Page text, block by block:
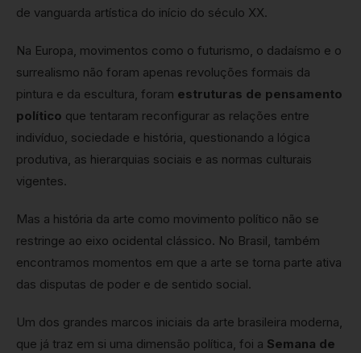
de vanguarda artística do início do século XX.
Na Europa, movimentos como o futurismo, o dadaísmo e o
surrealismo não foram apenas revoluções formais da
pintura e da escultura, foram estruturas de pensamento
político que tentaram reconfigurar as relações entre
indivíduo, sociedade e história, questionando a lógica
produtiva, as hierarquias sociais e as normas culturais
vigentes.
Mas a história da arte como movimento político não se
restringe ao eixo ocidental clássico. No Brasil, também
encontramos momentos em que a arte se torna parte ativa
das disputas de poder e de sentido social.
Um dos grandes marcos iniciais da arte brasileira moderna,
que já traz em si uma dimensão política, foi a Semana de